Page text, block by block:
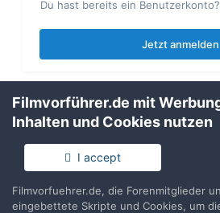
Du hast bereits ein
Jetzt anmelden
Zur Themenübersicht
Filmvorführer.de mit
Inhalten und Cookies nutzen
I accept
Filmvorfuehrer.de, die Forenmitglieder
eingebettete Skripte und Cookies, um